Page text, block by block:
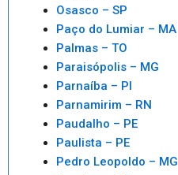
Osasco – SP
Paço do Lumiar – MA
Palmas – TO
Paraisópolis – MG
Parnaíba – PI
Parnamirim – RN
Paudalho – PE
Paulista – PE
Pedro Leopoldo – MG